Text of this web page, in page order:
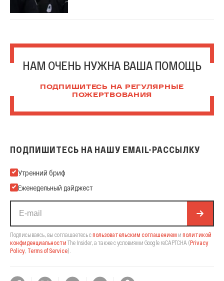
НАМ ОЧЕНЬ НУЖНА ВАША ПОМОЩЬ
ПОДПИШИТЕСЬ НА РЕГУЛЯРНЫЕ
ПОЖЕРТВОВАНИЯ
ПОДПИШИТЕСЬ НА НАШУ EMAIL-РАССЫЛКУ
Подпишитесь на нашу Email-рассылку
Утренний бриф
Еженедельный дайджест
Подписываясь, вы соглашаетесь спользовательским соглашением и политикой
конфиденциальности The Insider, а также с условиями Google reCAPTCHA (Privacy
Policy Terms of Service).